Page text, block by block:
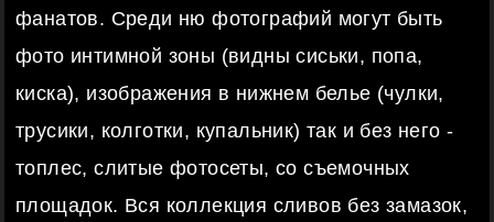
фанатов. Среди ню фотографий могут быть
фото интимной зоны (видны сиськи, попа,
киска), изображения в нижнем белье (чулки,
трусики, колготки, купальник) так и без него -
топлес, слитые фотосеты, со съемочных
площадок. Вся коллекция сливов без замазок,